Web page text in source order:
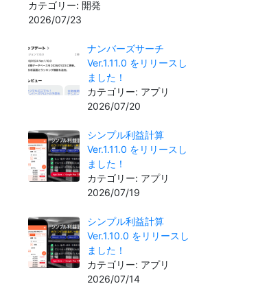
カテゴリー: 開発
2026/07/23
ナンバーズサーチ
Ver.1.11.0 をリリースし
ました！
カテゴリー: アプリ
2026/07/20
シンプル利益計算
Ver.1.11.0 をリリースし
ました！
カテゴリー: アプリ
2026/07/19
シンプル利益計算
Ver.1.10.0 をリリースし
ました！
カテゴリー: アプリ
2026/07/14